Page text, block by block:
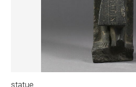
statue